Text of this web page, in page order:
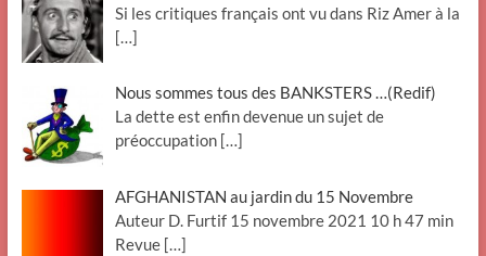
Si les critiques français ont vu dans Riz Amer à la
[…]
Nous sommes tous des BANKSTERS …(Redif)
La dette est enfin devenue un sujet de
préoccupation […]
AFGHANISTAN au jardin du 15 Novembre
Auteur D. Furtif 15 novembre 2021 10 h 47 min
Revue […]